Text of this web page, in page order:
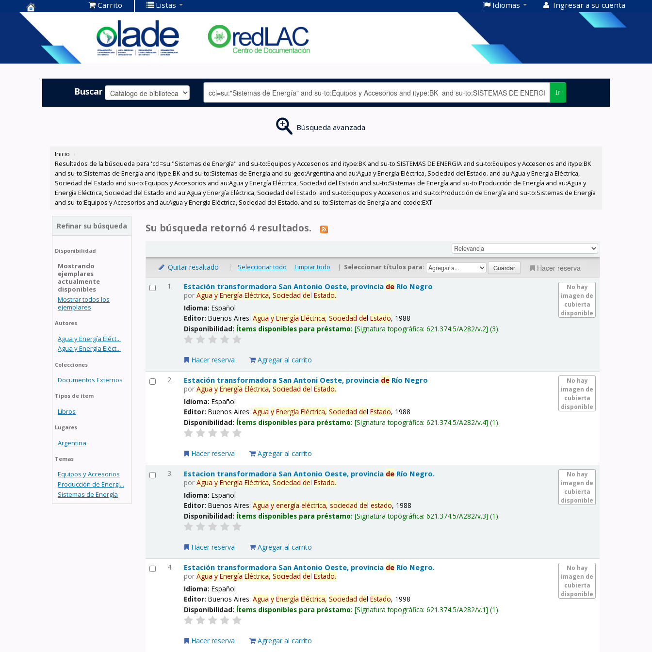
Centro de
Documentación
OLADE -
Carrito Listas Idiomas Ingresar a su cuenta
Buscar Ir
Búsqueda avanzada
Inicio ›
Resultados de la búsqueda para 'ccl=su:"Sistemas de Energía" and su-to:Equipos y Accesorios and itype:BK and su-to:SISTEMAS DE ENERGIA and su-to:Equipos y Accesorios and itype:BK
and su-to:Sistemas de Energía and itype:BK and su-to:Sistemas de Energía and su-geo:Argentina and au:Agua y Energía Eléctrica, Sociedad del Estado. and au:Agua y Energía Eléctrica,
Sociedad del Estado and su-to:Equipos y Accesorios and au:Agua y Energía Eléctrica, Sociedad del Estado and su-to:Sistemas de Energía and su-to:Producción de Energía and au:Agua y
Energía Eléctrica, Sociedad del Estado and au:Agua y Energía Eléctrica, Sociedad del Estado. and su-to:Equipos y Accesorios and su-to:Producción de Energía and su-to:Sistemas de Energía
and su-to:Equipos y Accesorios and au:Agua y Energía Eléctrica, Sociedad del Estado. and su-to:Sistemas de Energía and ccode:EXT'
Refinar su búsqueda
Disponibilidad
Mostrando
ejemplares
actualmente
disponibles
Mostrar todos los
ejemplares
Autores
Agua y Energía Eléct...
Agua y Energía Eléct...
Colecciones
Documentos Externos
Tipos de ítem
Libros
Lugares
Argentina
Temas
Equipos y Accesorios
Producción de Energí...
Sistemas de Energía
Su búsqueda retornó 4 resultados.
Quitar resaltado | Seleccionar todo Limpiar todo | Seleccionar títulos para: Hacer reserva
1.
No hay
imagen de
cubierta
disponible
Estación transformadora San Antonio Oeste, provincia de Río Negro
porAgua y Energía Eléctrica, Sociedad delEstado.
Idioma:Español
Editor:Buenos Aires:Agua y Energía Eléctrica, Sociedad delEstado, 1988
Disponibilidad: Ítems disponibles para préstamo: Signatura topográfica:621.374.5/A282/v.2 (3).
Hacer reserva Agregar al carrito
2.
No hay
imagen de
cubierta
disponible
Estación transformadora San Antoni Oeste, provincia de Río Negro
porAgua y Energía Eléctrica, Sociedad delEstado.
Idioma:Español
Editor:Buenos Aires:Agua y Energía Eléctrica, Sociedad delEstado, 1988
Disponibilidad: Ítems disponibles para préstamo: Signatura topográfica:621.374.5/A282/v.4 (1).
Hacer reserva Agregar al carrito
3.
No hay
imagen de
cubierta
disponible
Estacion transformadora San Antonio Oeste, provincia de Río Negro.
porAgua y Energía Eléctrica, Sociedad delEstado.
Idioma:Español
Editor:Buenos Aires:Agua y energía eléctrica, sociedad delestado, 1988
Disponibilidad: Ítems disponibles para préstamo: Signatura topográfica:621.374.5/A282/v.3 (1).
Hacer reserva Agregar al carrito
4.
No hay
imagen de
cubierta
disponible
Estación transformadora San Antonio Oeste, provincia de Río Negro.
porAgua y Energía Eléctrica, Sociedad delEstado.
Idioma:Español
Editor:Buenos Aires:Agua y Energía Eléctrica, Sociedad delEstado, 1998
Disponibilidad: Ítems disponibles para préstamo: Signatura topográfica:621.374.5/A282/v.1 (1).
Hacer reserva Agregar al carrito